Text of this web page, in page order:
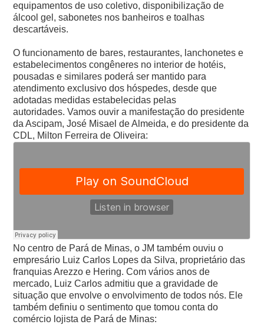
equipamentos de uso coletivo, disponibilização de
álcool gel, sabonetes nos banheiros e toalhas
descartáveis.
O funcionamento de bares, restaurantes, lanchonetes e
estabelecimentos congêneres no interior de hotéis,
pousadas e similares poderá ser mantido para
atendimento exclusivo dos hóspedes, desde que
adotadas medidas estabelecidas pelas
autoridades.Vamos ouvir a manifestação do presidente
da Ascipam, José Misael de Almeida, e do presidente da
CDL, Milton Ferreira de Oliveira:
No centro de Pará de Minas, o JM também ouviu o
empresário Luiz Carlos Lopes da Silva, proprietário das
franquias Arezzo e Hering. Com vários anos de
mercado, Luiz Carlos admitiu que a gravidade de
situação que envolve o envolvimento de todos nós. Ele
também definiu o sentimento que tomou conta do
comércio lojista de Pará de Minas: